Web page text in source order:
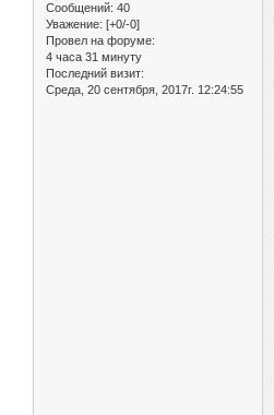
Сообщений: 40
Уважение: [+0/-0]
Провел на форуме:
4 часа 31 минуту
Последний визит:
Среда, 20 сентября, 2017г. 12:24:55